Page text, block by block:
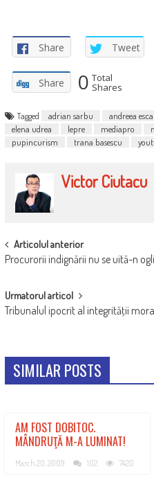
Share Tweet
Share 0 Total
Shares
Tagged adrian sarbu andreea esca
elena udrea
lepre mediapro
pupincurism
trana basescu
Victor Ciutacu
POST
NAVIGATION
Articolul anterior
Procurorii indignării nu se uită-n
Urmatorul articol
Tribunalul ipocrit al integrităţii
SIMILAR POSTS
AM FOST DOBITOC.
MÂNDRUŢĂ M-A LUMINAT!
March 20, 2009 102 7420